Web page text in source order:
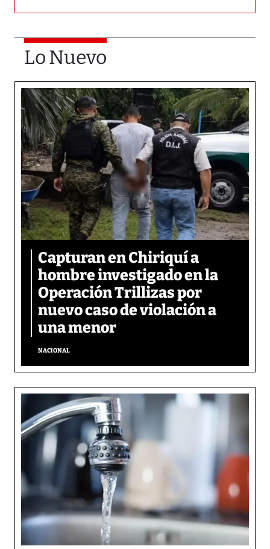
Lo Nuevo
Capturan en Chiriquí a
hombre investigado en la
Operación Trillizas por
nuevo caso de violación a
una menor
NACIONAL